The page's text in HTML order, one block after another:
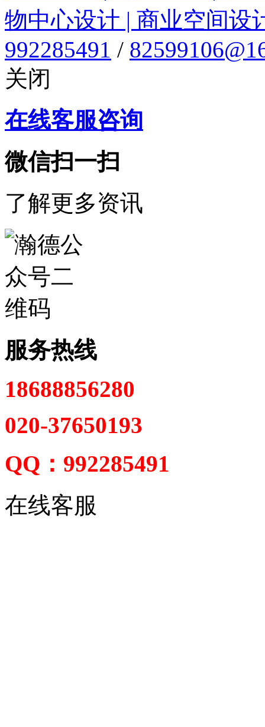
物中心设计 | 商业空间设
992285491 /
关闭
在线客服咨询
微信扫一扫
了解更多资讯
服务热线
18688856280
020-37650193
QQ：992285491
在线客服